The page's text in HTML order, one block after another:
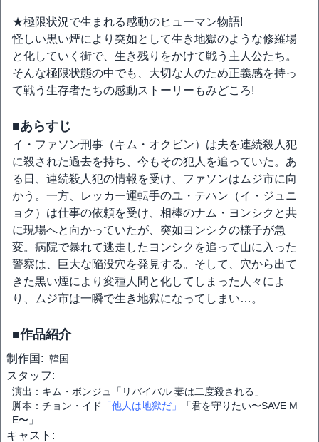
★極限状況で生まれる感動のヒューマン物語!
怪しい黒い煙により突如として生き地獄のような修羅場
と化していく街で、生き残りをかけて戦う主人公たち。
そんな極限状態の中でも、大切な人のため正義感を持っ
て戦う生存者たちの感動ストーリーもみどころ!
■あらすじ
イ・ファソン刑事（キム・オクビン）は夫を連続殺人犯
に殺された過去を持ち、今もその犯人を追っていた。あ
る日、連続殺人犯の情報を受け、ファソンはムジ市に向
かう。一方、レッカー運転手のユ・テハン（イ・ジュニ
ョク）は仕事の依頼を受け、相棒のナム・ヨンシクと共
に現場へと向かっていたが、突如ヨンシクの様子が急
変。病院で暴れて逃走したヨンシクを追って山に入った
警察は、巨大な陥没穴を発見する。そして、穴から出て
きた黒い煙により変種人間と化してしまった人々によ
り、ムジ市は一瞬で生き地獄になってしまい…。
■作品紹介
制作国: 韓国
スタッフ:
演出：キム・ボンジュ「リバイバル 妻は二度殺される」
脚本：チョン・イド
「他人は地獄だ」
「君を守りたい〜SAVE M
E〜」
キャスト: